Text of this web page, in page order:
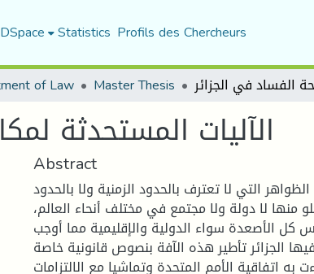
Statistics Profils des Chercheurs
of Law Master Thesis
الآليات المستحدثة
Abstract
التي لا تعترف بالحدود الزمنية ولا بالحدود
منها لا دولة ولا مجتمع في مختلف أنحاء العالم،
كل الأصعدة سواء الدولية والإقليمية مما أوجب
الجزائر تأطير هذه الآفة بنصوص قانونية خاصة
اتفاقية الأمم المتحدة وتماشيا مع الالتزامات